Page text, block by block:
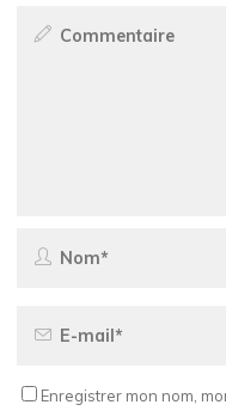
Enregistrer mon nom,